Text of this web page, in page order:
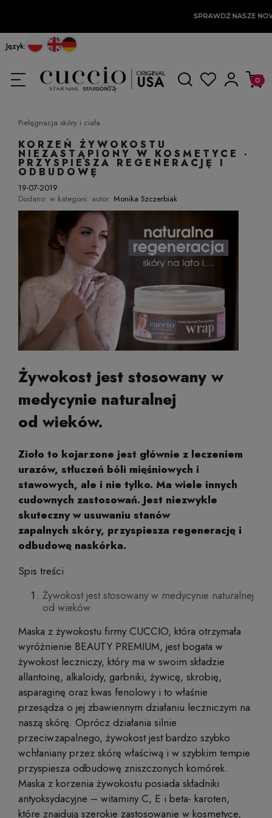
SPRAWDŹ NASZE
Język:
Pielęgnacja skóry i ciała
KORZEŃ ŻYWOKOSTU
NIEZASTĄPIONY W KOSMETYCE -
PRZYSPIESZA REGENERACJĘ I
ODBUDOWĘ
19-07-2019
Dodano: w kategorii: autor: Monika Szczerbiak
Żywokost jest stosowany w
medycynie naturalnej
od wieków.
Zioło to kojarzone jest głównie z leczeniem
urazów, stłuczeń bóli mięśniowych i
stawowych, ale i nie tylko. Ma wiele innych
cudownych zastosowań. Jest niezwykle
skuteczny w usuwaniu stanów
zapalnych skóry, przyspiesza regenerację i
odbudowę naskórka.
Spis treści
Żywokost jest stosowany w medycynie naturalnej
od wieków.
Maska z żywokostu firmy CUCCIO, która otrzymała
wyróżnienie BEAUTY PREMIUM, jest bogata w
żywokost leczniczy, który ma w swoim składzie
allantoinę, alkaloidy, garbniki, żywicę, skrobię,
asparaginę oraz kwas fenolowy i to właśnie
przesądza o jej zbawiennym działaniu leczniczym na
naszą skórę. Oprócz działania silnie
przeciwzapalnego, żywokost jest bardzo szybko
wchłaniany przez skórę właściwą i w szybkim tempie
przyspiesza odbudowę zniszczonych komórek.
Maska z korzenia żywokostu posiada składniki
antyoksydacyjne – witaminy C, E i beta- karoten,
które znajdują szerokie zastosowanie w kosmetyce,